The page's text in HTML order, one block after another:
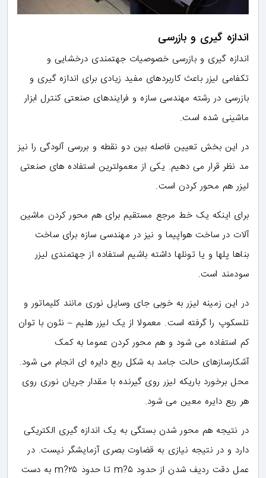
اندازه گیری و بازرسی
اندازه گیری و بازرسی خصوصیات جهتمندی درخشایی و
تکفامی لیزر باعث کاربردهای مفید زیادی برای اندازه گیری و
بازرسی در رشته مهندسی سازه و فرایندهای صنعتی کنترل ابزار
ماشینی شده است.
در این بخش تعیین فاصله بین دو نقطه و بررسی آلودگی را نیز
مد نظر قرار می دهیم. یکی از معمولترین استفاده های صنعتی
لیزر هم محور کردن است.
برای اینکه یک خط مرجع مستقیم برای هم محور کردن ماشین
آلات در ساخت هواپیما و نیز در مهندسی سازه برای ساخت
بناها پلها و یا تونلها داشته باشیم استفاده از جهتمندی لیزر
سودمند است.
در این زمینه لیزر به خوبی جای وسایل نوری مانند کلیماتور و
تلسکوپ را گرفته است. معمولا از یک لیزر هلیم – نئون با توان
کم استفاده می شود و هم محور کردن عموما به کمک
آشکارسازهای حالت جامد به شکل ربع دایره ای انجام می شود.
محل برخورد باریکه لیزر روی گیرنده با مقدار جریان نوری روی
هر ربع دایره معین می شود.
در نتیجه هم محور شدن بستگی به یک اندازه گیری الکتریکی
دارد و در نتیجه نیازی به قضاوت بصری آزمایشگر نیست. در
عمل دقت ردیف شدن از حدود ۵?m تا حدود ۲۵?m به دست